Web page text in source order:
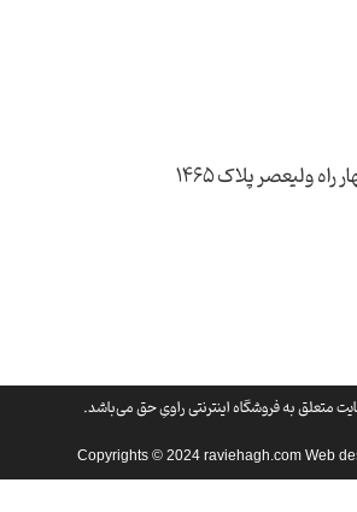
ولیعصر پلاک ۱۴۶۵
متعلق به فروشگاه اینترنتی راویِ حق می‌باشد.
Copyrights © 2024 raviehagh.com Web